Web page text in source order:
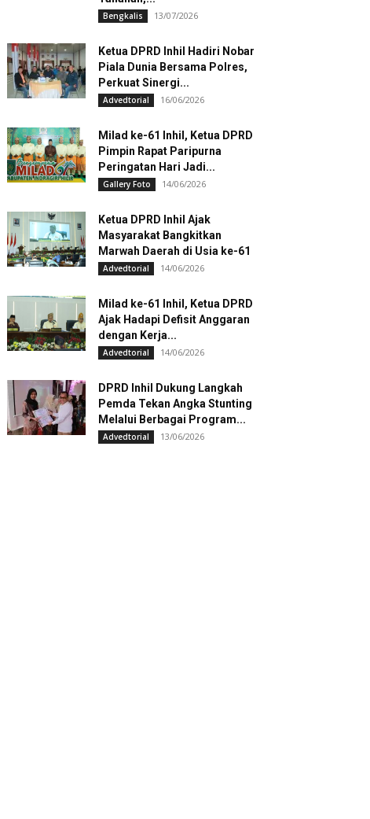
Bengkalis 13/07/2026
Ketua DPRD Inhil Hadiri Nobar
Piala Dunia Bersama Polres,
Perkuat Sinergi...
Advedtorial 16/06/2026
Milad ke-61 Inhil, Ketua DPRD
Pimpin Rapat Paripurna
Peringatan Hari Jadi...
Gallery Foto 14/06/2026
Ketua DPRD Inhil Ajak
Masyarakat Bangkitkan
Marwah Daerah di Usia ke-61
Advedtorial 14/06/2026
Milad ke-61 Inhil, Ketua DPRD
Ajak Hadapi Defisit Anggaran
dengan Kerja...
Advedtorial 14/06/2026
DPRD Inhil Dukung Langkah
Pemda Tekan Angka Stunting
Melalui Berbagai Program...
Advedtorial 13/06/2026